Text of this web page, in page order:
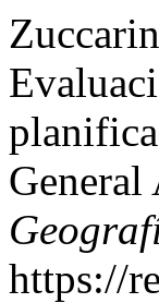
General
https://